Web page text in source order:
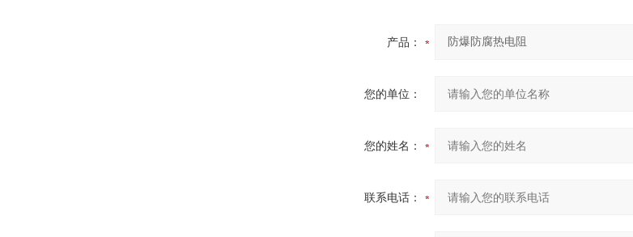
产品：
您的单位：
您的姓名：
联系电话：